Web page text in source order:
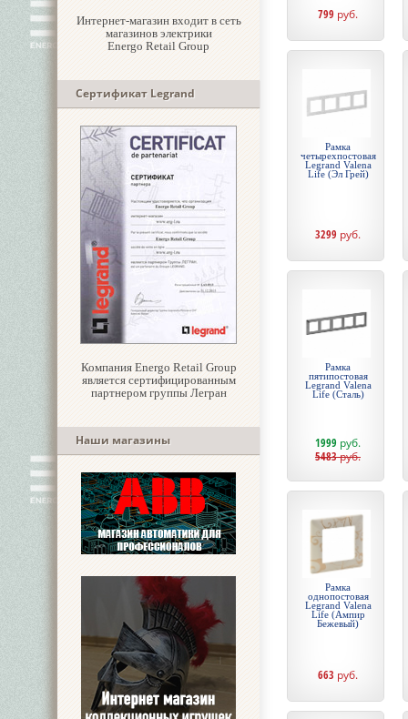
Интернет-магазин входит в сеть
магазинов электрики
Energo Retail Group
Сертификат Legrand
Компания Energo Retail Group
является сертифицированным
партнером группы Легран
Наши магазины
799 руб.
Рамка
четырехпостовая
Legrand Valena
Life (Эл Грей)
3299 руб.
Рамка
пятипостовая
Legrand Valena
Life (Сталь)
1999 руб.
5483руб.
Рамка
однопостовая
Legrand Valena
Life (Ампир
Бежевый)
663 руб.